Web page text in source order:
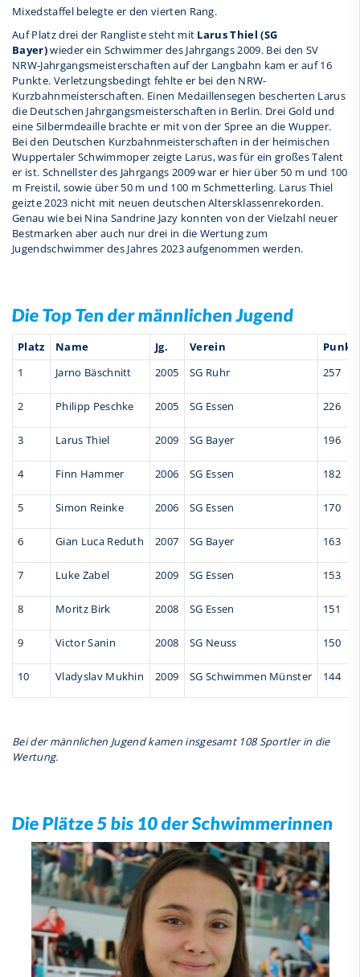
Mixedstaffel belegte er den vierten Rang.
Auf Platz drei der Rangliste steht mit Larus Thiel (SG
Bayer)wieder ein Schwimmer des Jahrgangs 2009. Bei den SV
NRW-Jahrgangsmeisterschaften auf der Langbahn kam er auf 16
Punkte. Verletzungsbedingt fehlte er bei den NRW-
Kurzbahnmeisterschaften. Einen Medaillensegen bescherten Larus
die Deutschen Jahrgangsmeisterschaften in Berlin. Drei Gold und
eine Silbermdeaille brachte er mit von der Spree an die Wupper.
Bei den Deutschen Kurzbahnmeisterschaften in der heimischen
Wuppertaler Schwimmoper zeigte Larus, was für ein großes Talent
er ist. Schnellster des Jahrgangs 2009 war er hier über 50 m und 100
m Freistil, sowie über 50 m und 100 m Schmetterling. Larus Thiel
geizte 2023 nicht mit neuen deutschen Altersklassenrekorden.
Genau wie bei Nina Sandrine Jazy konnten von der Vielzahl neuer
Bestmarken aber auch nur drei in die Wertung zum
Jugendschwimmer des Jahres 2023 aufgenommen werden.
Die Top Ten der männlichen Jugend
Platz Name Jg. Verein
1
Jarno Bäschnitt 2005 SG Ruhr 257
2 Philipp Peschke 2005 SG Essen 226
3 Larus Thiel 2009 SG Bayer 196
4 Finn Hammer 2006 SG Essen 182
5 Simon Reinke 2006 SG Essen 170
6 Gian Luca Reduth 2007 SG Bayer 163
7 Luke Zabel 2009 SG Essen 153
8 Moritz Birk 2008 SG Essen 151
9 Victor Sanin 2008 SG Neuss 150
10 Vladyslav Mukhin 2009 SG Schwimmen Münster 144
Bei der männlichen Jugend kamen insgesamt 108 Sportler in die
Wertung.
Die Plätze 5 bis 10 der Schwimmerinnen